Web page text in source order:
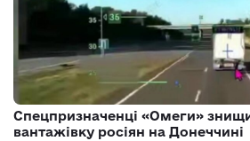
Спецпризначенці «Омеги»
вантажівку росіян на Донеччині